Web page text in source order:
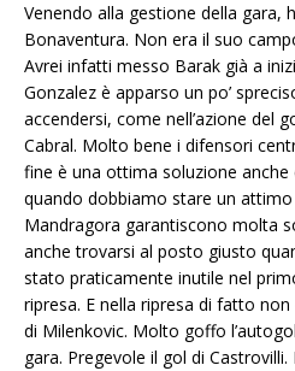
Venendo alla gestione della gara,
Bonaventura. Non era il suo
Avrei infatti messo Barak già a
Gonzalez è apparso un po’
accendersi, come nell’azione del
Cabral. Molto bene i difensori
fine è una ottima soluzione
quando dobbiamo stare un
Mandragora garantiscono molta
anche trovarsi al posto giusto
stato praticamente inutile nel
ripresa. E nella ripresa di fatto
di Milenkovic. Molto goffo
gara. Pregevole il gol di